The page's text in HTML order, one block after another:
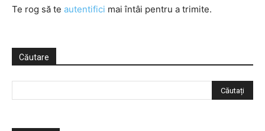
Te rog să te autentifici mai întâi pentru a trimite.
Căutare